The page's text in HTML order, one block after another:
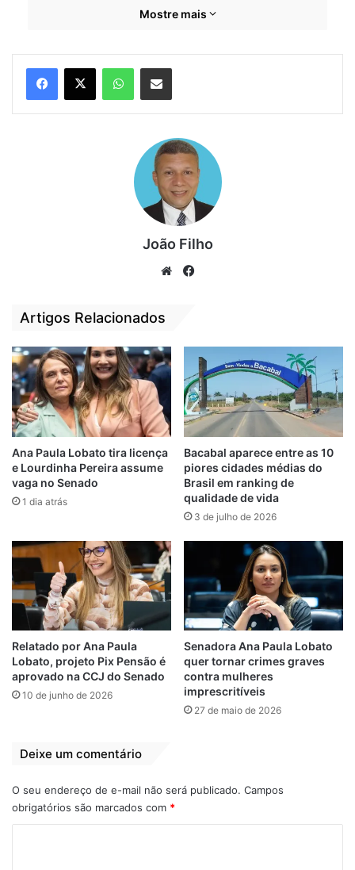
Industrial (INPI). Os nomes registrados
“MB Acessórios”, além das marcas Michelle
Bolsonaro, Jair Bolsonaro, Bolsonaro Mito e
Bolsomito.
Vinculado ao Ministério do
Desenvolvimento, Indústria, Comércio e
Serviços, o INPI é o órgão responsável por
garantir o direito exclusivo de uso de
marcas em todo o território nacional.
Bolsonaro Mito: cigarros, fósforo, isqueiro,
julho de 2024, Michelle ingressou no Inpi
com pedido de registro da marca
“Bolsonaro Mito” para produtos como
fósforos, isqueiros para fumantes, tabaco e
vaporizadores para fumantes.
Conforme aLei da Propriedade Industrial
não são registráveis como marca: nome civil
patronímico e imagem de terceiros, salvo
sucessores.
Mostre mais
João Filho
We
Artigos Relacionados
Ana Paula Lobato tira licença
e Lourdinha Pereira assume
vaga no Senado
1 dia atrás
Bacabal aparece entre as 10
piores cidades médias do
Brasil em ranking de
qualidade de vida
3 de julho de 2026
Relatado por Ana Paula
Lobato, projeto Pix Pensão é
aprovado na CCJ do Senado
10 de junho de 2026
Senadora Ana Paula Lobato
quer tornar crimes graves
contra mulheres
imprescritíveis
27 de maio de 2026
Deixe um comentário
O seu endereço de e-mail não será publicado. Campos
obrigatórios são marcados com *